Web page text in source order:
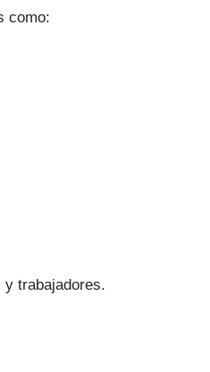
como:
trabajadores.